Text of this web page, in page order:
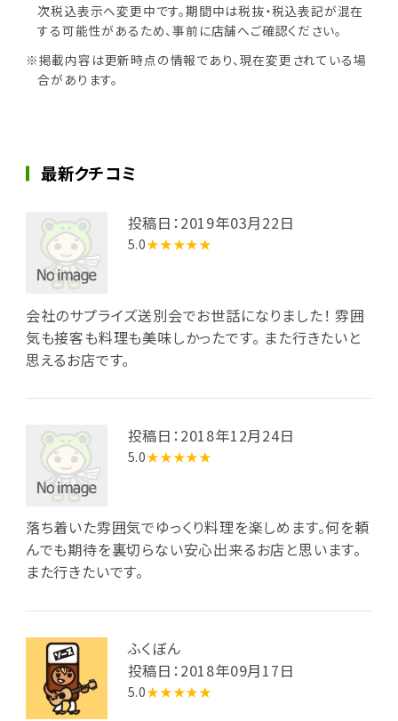
次税込表示へ変更中です。期間中は税抜・税込表記が混在
する可能性があるため、事前に店舗へご確認ください。
※掲載内容は更新時点の情報であり、現在変更されている場
合があります。
最新クチコミ
投稿日：2019年03月22日
5.0★★★★★
会社のサプライズ送別会でお世話になりました！ 雰囲
気も接客も料理も美味しかったです。 また行きたいと
思えるお店です。
投稿日：2018年12月24日
5.0★★★★★
落ち着いた雰囲気でゆっくり料理を楽しめます。何を頼
んでも期待を裏切らない安心出来るお店と思います。
また行きたいです。
ふくぼん
投稿日：2018年09月17日
5.0★★★★★